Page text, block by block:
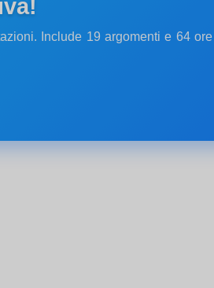
Include 19 argomenti e 64